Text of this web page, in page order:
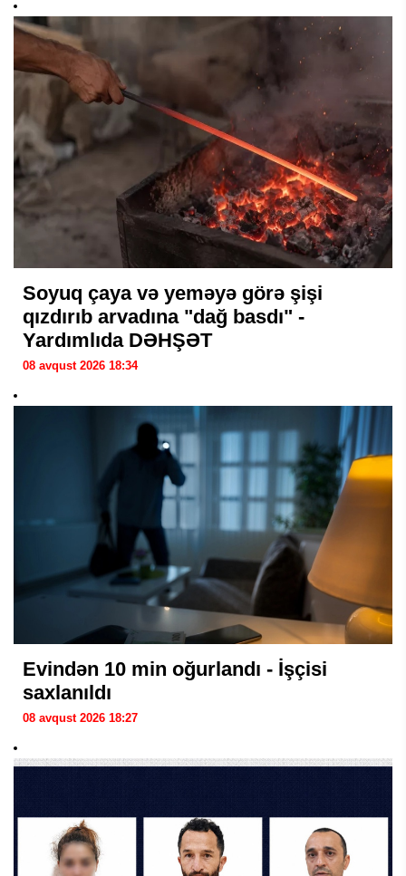
Soyuq çaya və yeməyə görə şişi
qızdırıb arvadına "dağ basdı" -
Yardımlıda DƏHŞƏT
08 avqust 2026 18:34
Evindən 10 min oğurlandı - İşçisi
saxlanıldı
08 avqust 2026 18:27